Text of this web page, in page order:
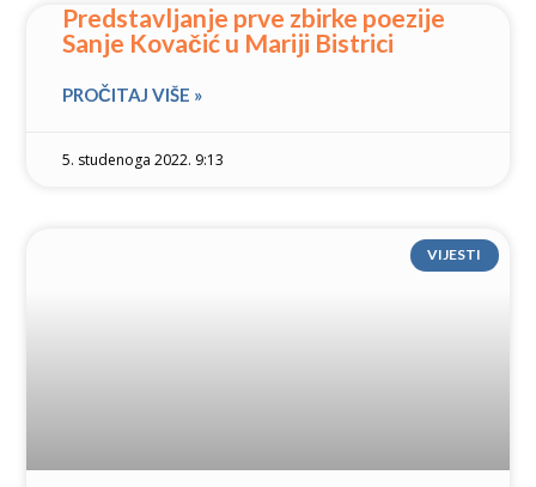
Predstavljanje prve zbirke poezije
Sanje Kovačić u Mariji Bistrici
PROČITAJ VIŠE »
5. studenoga 2022. 9:13
VIJESTI